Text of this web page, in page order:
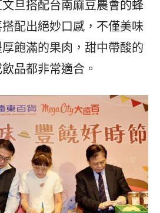
旦搭配台南麻豆農會的蜂
配出絕妙口感，不僅美味
飽滿的果肉，甜中帶酸的
品都非常適合。